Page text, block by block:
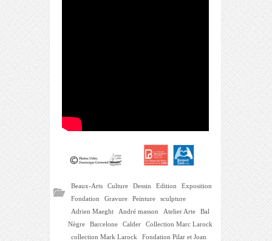
Beaux-Arts Culture Dessin Edition
Exposition
Fondation
Gravure Peinture
sculpture
Adrien Maeght
André masson Atelier Arte
Bal
Nègre
Barcelone Calder
Collection Marc Larock
collection Mark Larock
Fondation Pilar et Joan